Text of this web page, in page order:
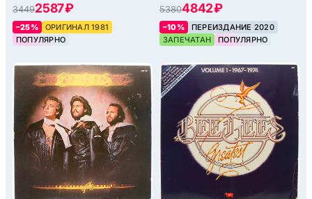
34492587 ₽
–25%
ОРИГИНАЛ 1981
ПОПУЛЯРНО
53804842 ₽
–10%
ПЕРЕИЗДАНИЕ 2020
ЗАПЕЧАТАН
ПОПУЛЯРНО